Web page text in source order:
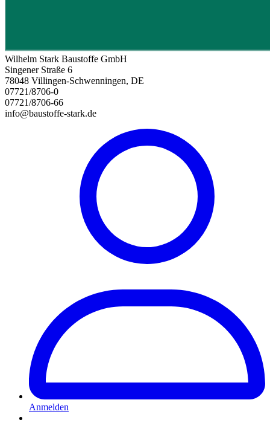
Wilhelm Stark Baustoffe GmbH
Singener Straße 6
78048 Villingen-Schwenningen, DE
07721/8706-0
07721/8706-66
info@baustoffe-stark.de
Anmelden